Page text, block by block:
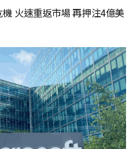
火速重返市場 再押注4億美